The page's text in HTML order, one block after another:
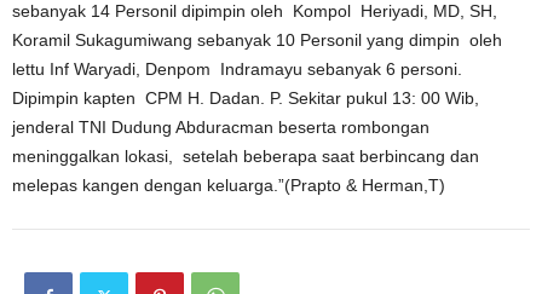
sebanyak 14 Personil dipimpin oleh Kompol Heriyadi, MD, SH,
Koramil Sukagumiwang sebanyak 10 Personil yang dimpin oleh
lettu Inf Waryadi, Denpom Indramayu sebanyak 6 personi.
Dipimpin kapten CPM H. Dadan. P. Sekitar pukul 13: 00 Wib,
jenderal TNI Dudung Abduracman beserta rombongan
meninggalkan lokasi, setelah beberapa saat berbincang dan
melepas kangen dengan keluarga.”(Prapto & Herman,T)